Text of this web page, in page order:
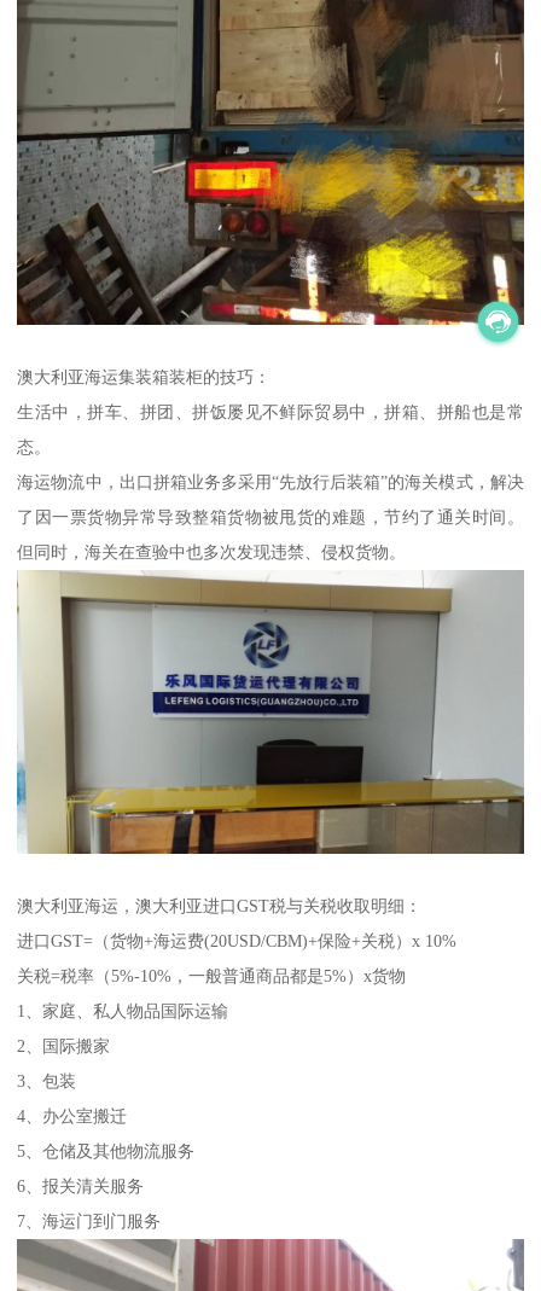
澳大利亚海运集装箱装柜的技巧：
生活中，拼车、拼团、拼饭屡见不鲜际贸易中，拼箱、拼船也是常
态。
海运物流中，出口拼箱业务多采用“先放行后装箱”的海关模式，解决
了因一票货物异常导致整箱货物被甩货的难题，节约了通关时间。
但同时，海关在查验中也多次发现违禁、侵权货物。
澳大利亚海运，澳大利亚进口GST税与关税收取明细：
进口GST=（货物+海运费(20USD/CBM)+保险+关税）x 10%
关税=税率（5%-10%，一般普通商品都是5%）x货物
1、家庭、私人物品国际运输
2、国际搬家
3、包装
4、办公室搬迁
5、仓储及其他物流服务
6、报关清关服务
7、海运门到门服务